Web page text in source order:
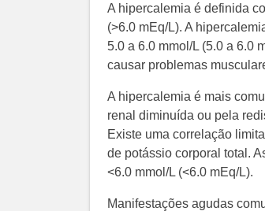
A hipercalemia é definida
(>6.0 mEq/L). A
5.0 a 6.0 mmol/L (5.0 a 6.0
causar problemas
A hipercalemia é mais
renal diminuída ou pela
Existe uma correlação
de potássio corporal total.
<6.0 mmol/L (<6.0 mEq/L).
Manifestações agudas